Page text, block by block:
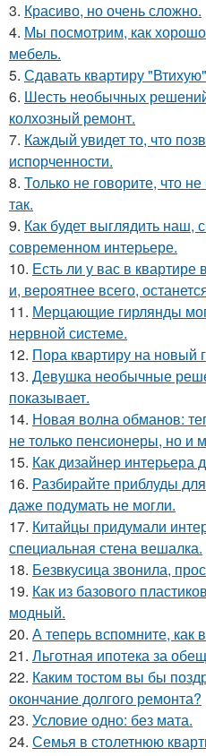
3. Красиво, но очень сложно.
4. Мы посмотрим, как
мебель.
5. Сдавать квартиру
6. Шесть необычных
колхозный ремонт.
7. Каждый увидет то, что
испорченности.
8. Только не говорите, что
так.
9. Как будет выглядить наш,
современном интерьере.
10. Есть ли у вас в
и, вероятнее всего,
11. Мерцающие гирлянды
нервной системе.
12. Пора квартиру на новый
13. Девушка необычные
показывает.
14. Новая волна обманов:
не только пенсионеры, но и
15. Как дизайнер интерьера
16. Разбирайте приблуды
даже подумать не могли.
17. Китайцы придумали
специальная стена вешалка.
18. Безвкусица звонила,
19. Как из базового
модный.
20. А теперь вспомните, как
21. Льготная ипотека за
22. Каким тостом вы бы
окончание долгого ремонта?
23. Условие одно: без мата.
24. Семья в столетнюю